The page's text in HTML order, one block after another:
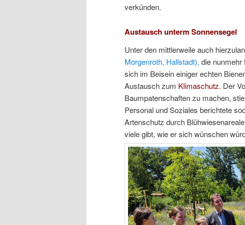
verkünden.
Austausch unterm Sonnensegel
Unter den mittlerweile auch
Morgenroth, Hallstadt), die nunmehr
sich im Beisein einiger echten
Austausch zum Klimaschutz. Der
Baumpatenschaften zu machen,
Personal und Soziales berichtete
Artenschutz durch
viele gibt, wie er sich wünschen